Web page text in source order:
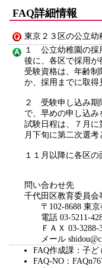
FAQ詳細情報
東京２３区の公立幼
１ 公立幼稚園の採
後に、各区で採用が
受験資格は、年齢
か、採用までに取得
２ 受験申し込み期
で、早めの申し込み
試験日程は、７月に
月下旬に第二次選考
１１月以降に各区の
問い合わせ先
千代田区教育委員
〒102-8688 東京
電話 03-5211-
ＦＡＸ 03-3288-
メール
FAQ作成課：子ど
FAQ-NO：